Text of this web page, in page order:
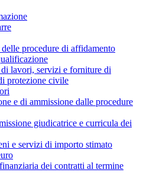
procedure di affidamento
lavori, servizi e forniture di
protezione civile
e di ammissione dalle procedure
giudicatrice e curricula dei
e servizi di importo stimato
dei contratti al termine